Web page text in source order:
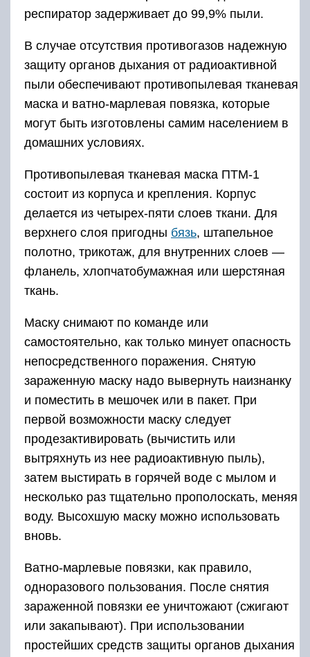
респиратор задерживает до 99,9% пыли.
В случае отсутствия противогазов надежную
защиту органов дыхания от радиоактивной
пыли обеспечивают противопылевая тканевая
маска и ватно-марлевая повязка, которые
могут быть изготовлены самим населением в
домашних условиях.
Противопылевая тканевая маска ПТМ-1
состоит из корпуса и крепления. Корпус
делается из четырех-пяти слоев ткани. Для
верхнего слоя пригодны бязь, штапельное
полотно, трикотаж, для внутренних слоев —
фланель, хлопчатобумажная или шерстяная
ткань.
Маску снимают по команде или
самостоятельно, как только минует опасность
непосредственного поражения. Снятую
зараженную маску надо вывернуть наизнанку
и поместить в мешочек или в пакет. При
первой возможности маску следует
продезактивировать (вычистить или
вытряхнуть из нее радиоактивную пыль),
затем выстирать в горячей воде с мылом и
несколько раз тщательно прополоскать, меняя
воду. Высохшую маску можно использовать
вновь.
Ватно-марлевые повязки, как правило,
одноразового пользования. После снятия
зараженной повязки ее уничтожают (сжигают
или закапывают). При использовании
простейших средств защиты органов дыхания